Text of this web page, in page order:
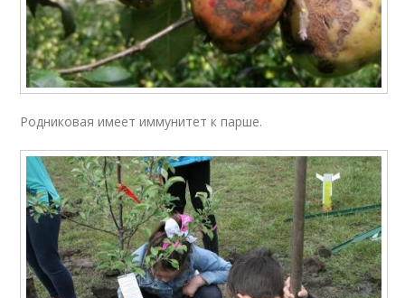
Родниковая имеет иммунитет к парше.